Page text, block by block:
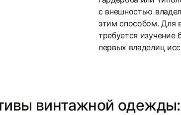
с внешностью
этим способом. Для
требуется изучение
первых владелиц
винтажной